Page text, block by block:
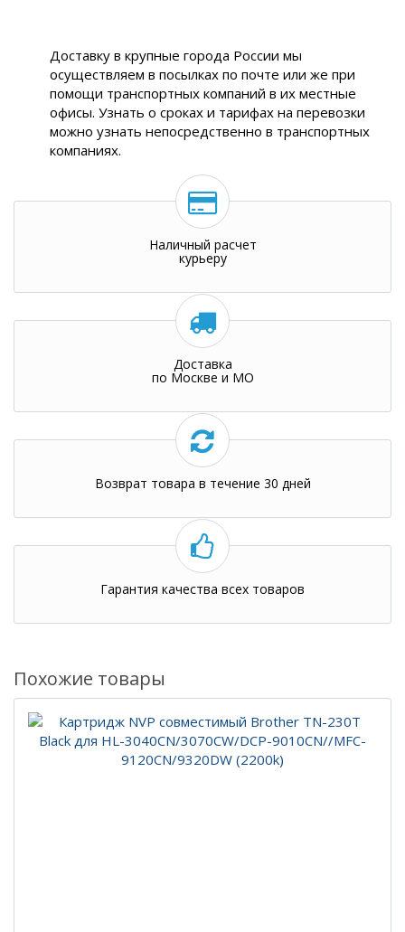
Доставку в крупные города России мы
осуществляем в посылках по почте или же при
помощи транспортных компаний в их местные
офисы. Узнать о сроках и тарифах на перевозки
можно узнать непосредственно в транспортных
компаниях.
Наличный расчет
курьеру
Доставка
по Москве и МО
Возврат товара в течение 30 дней
Гарантия качества всех товаров
Похожие товары